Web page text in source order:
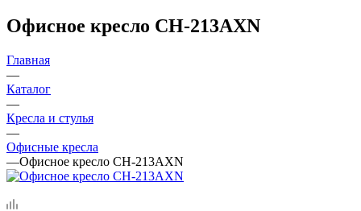
Офисное кресло CH-213AXN
Главная
—
Каталог
—
Кресла и стулья
—
Офисные кресла
—Офисное кресло CH-213AXN